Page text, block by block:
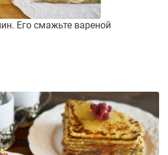
Его смажьте вареной